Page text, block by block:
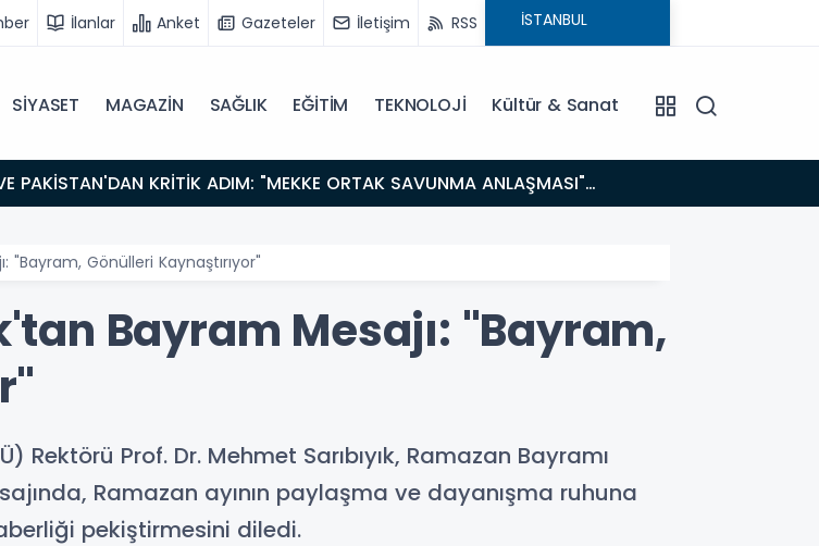
İlanlar Anket Gazeteler İletişim RSS
SİYASET MAGAZİN SAĞLIK EĞİTİM TEKNOLOJİ Kültür & Sanat
Uyanacağız"
"Bayram, Gönülleri Kaynaştırıyor"
Bayram Mesajı: "Bayram,
Rektörü Prof. Dr. Mehmet Sarıbıyık, Ramazan Bayramı
Ramazan ayının paylaşma ve dayanışma ruhuna
pekiştirmesini diledi.